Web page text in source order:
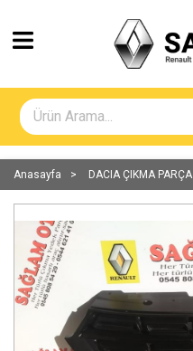
Anasayfa DACIA ÇIKMA PARÇA